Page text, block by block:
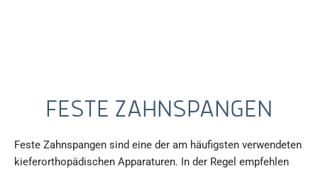
FESTE ZAHNSPANGEN
Feste Zahnspangen sind eine der am häufigsten verwendeten
kieferorthopädischen Apparaturen. In der Regel empfehlen